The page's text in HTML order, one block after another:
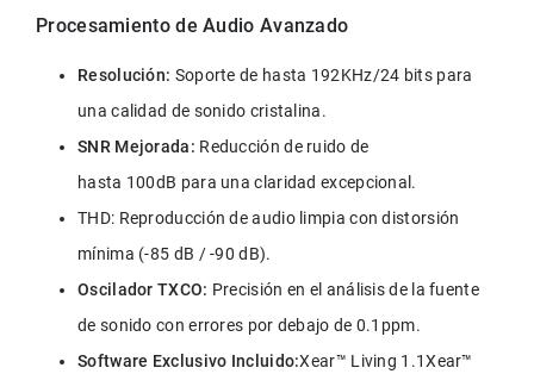
Procesamiento de Audio Avanzado
Resolución: Soporte de hasta 192KHz/24 bits para
una calidad de sonido cristalina.
SNR Mejorada: Reducción de ruido de
hasta 100dB para una claridad excepcional.
THD: Reproducción de audio limpia con distorsión
mínima (-85 dB / -90 dB).
Oscilador TXCO: Precisión en el análisis de la fuente
de sonido con errores por debajo de 0.1ppm.
Software Exclusivo Incluido:Xear™ Living 1.1Xear™